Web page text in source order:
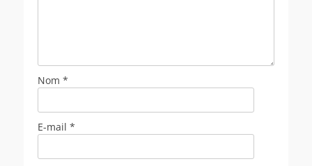
Nom *
E-mail *